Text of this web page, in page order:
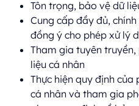
Tôn trọng, bảo vệ dữ
Cung cấp đầy đủ,
đồng ý cho phép xử lý
Tham gia tuyên
liệu cá nhân
Thực hiện quy định
cá nhân và tham gia